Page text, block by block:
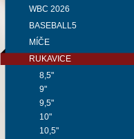
WBC 2026
BASEBALL5
MÍČE
RUKAVICE
8,5"
9"
9,5"
10"
10,5"